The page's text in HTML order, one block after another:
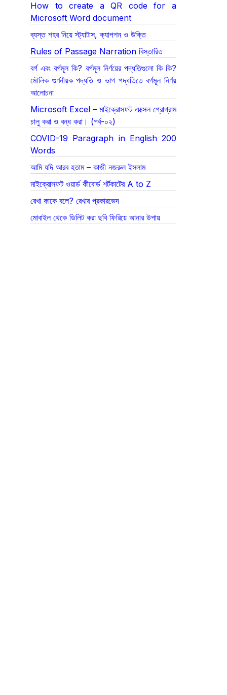
How to create a QR code for a
Microsoft Word document
ব্যস্ত শহর নিয়ে স্ট্যাটাস, ক্যাপশন ও উক্তি
Rules of Passage Narration বিস্তারিত
বর্গ এবং বর্গমূল কি? বর্গমূল নির্ণয়ের পদ্ধতিগুলো কি কি?
মৌলিক গুণনীয়ক পদ্ধতি ও ভাগ পদ্ধতিতে বর্গমূল নির্ণয়
আলোচনা
Microsoft Excel – মাইক্রোসফট এক্সেল প্রোগ্রাম
চালু করা ও বন্ধ করা। (পর্ব-০২)
COVID-19 Paragraph in English 200
Words
আমি যদি আরব হতাম – কাজী নজরুল ইসলাম
মাইক্রোসফট ওয়ার্ড কীবোর্ড শর্টকাটের A to Z
রেখা কাকে বলে? রেখার প্রকারভেদ
মোবাইল থেকে ডিলিট করা ছবি ফিরিয়ে আনার উপায়